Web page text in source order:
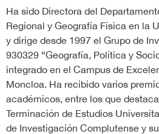
Ha sido Directora del
Regional y Geografía Física en la
y dirige desde 1997 el Grupo de
930329 “Geografía, Política y
integrado en el Campus de
Moncloa. Ha recibido varios
académicos, entre los que
Terminación de Estudios
de Investigación Complutense y